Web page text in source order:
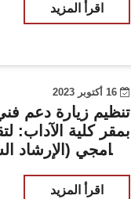
اقرأ المزيد
16 أكتوبر 2023
تنظيم زيارة دعم
بمقر كلية الآداب:
برنامجي (الإرشاد
اقرأ المزيد